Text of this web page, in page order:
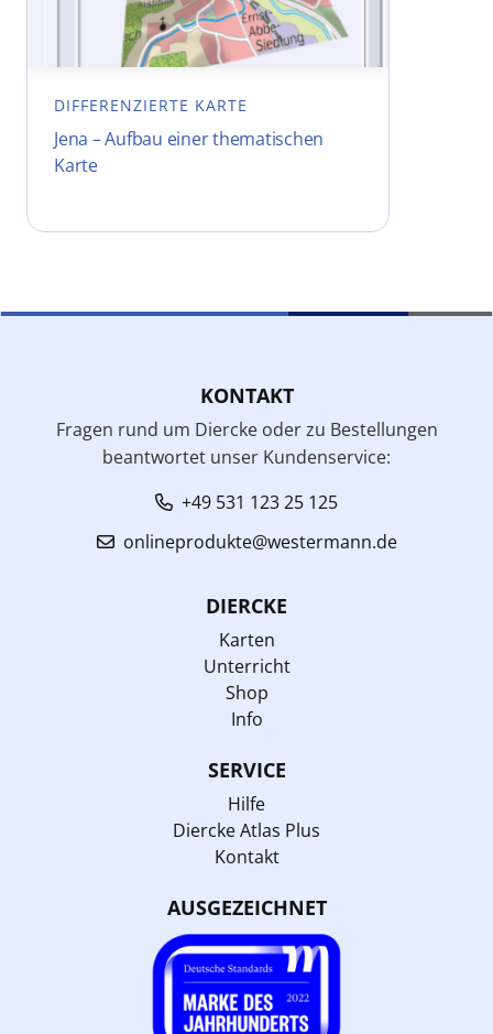
DIFFERENZIERTE KARTE
Jena – Aufbau einer thematischen
Karte
KONTAKT
Fragen rund um Diercke oder zu Bestellungen
beantwortet unser Kundenservice:
+49 531 123 25 125
onlineprodukte@westermann.de
DIERCKE
Karten
Unterricht
Shop
Info
SERVICE
Hilfe
Diercke Atlas Plus
Kontakt
AUSGEZEICHNET